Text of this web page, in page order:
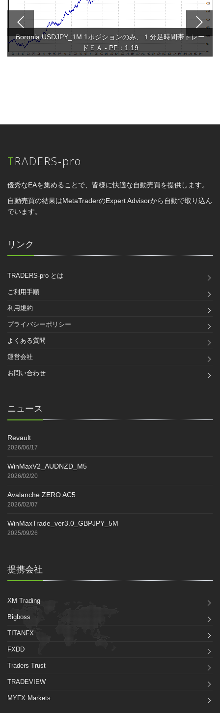
Boronia USDJPY_1M 1ポジションのみ、１分足時間帯トレー
ドＥＡ - PF：1.19
TRADERS-pro
優秀なEAを集めることで、皆様に快適な自動売買を提供します。
自動売買の結果はMetaTraderのExpert Advisorから自動で取り込ん
でいます。
リンク
TRADERS-pro とは
ご利用手順
利用規約
プライバシーポリシー
よくある質問
運営会社
お問い合わせ
ニュース
Revault
2026/06/17
WinMaxV2_AUDNZD_M5
2026/02/20
Avalanche ZERO AC5
2026/02/07
WinMaxTrade_ver3.0_GBPJPY_5M
2025/09/26
提携会社
XM Trading
Bigboss
TITANFX
FXDD
Traders Trust
TRADEVIEW
MYFX Markets